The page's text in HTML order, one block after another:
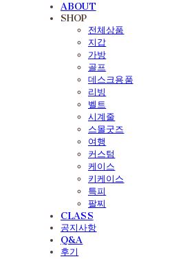
ABOUT
SHOP
전체상품
지갑
가방
골프
데스크용품
리빙
벨트
시계줄
스몰굿즈
여행
커스텀
케이스
키케이스
특피
팔찌
CLASS
공지사항
Q&A
후기